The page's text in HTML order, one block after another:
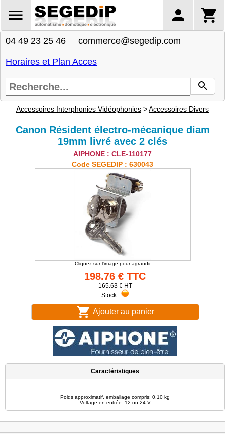
04 49 23 25 46 commerce@segedip.com
Horaires et Plan Acces
Accessoires Interphonies Vidéophonies >Accessoires Divers
Canon Résident électro-mécanique diam
19mm livré avec 2 clés
AIPHONE : CLE-110177
Code SEGEDIP : 630043
Cliquez sur l'image pour agrandir
198.76 € TTC
165.63 € HT
Stock :
Ajouter au panier
Caractéristiques
Poids approximatif, emballage compris: 0.10 kg
Voltage en entrée: 12 ou 24 V